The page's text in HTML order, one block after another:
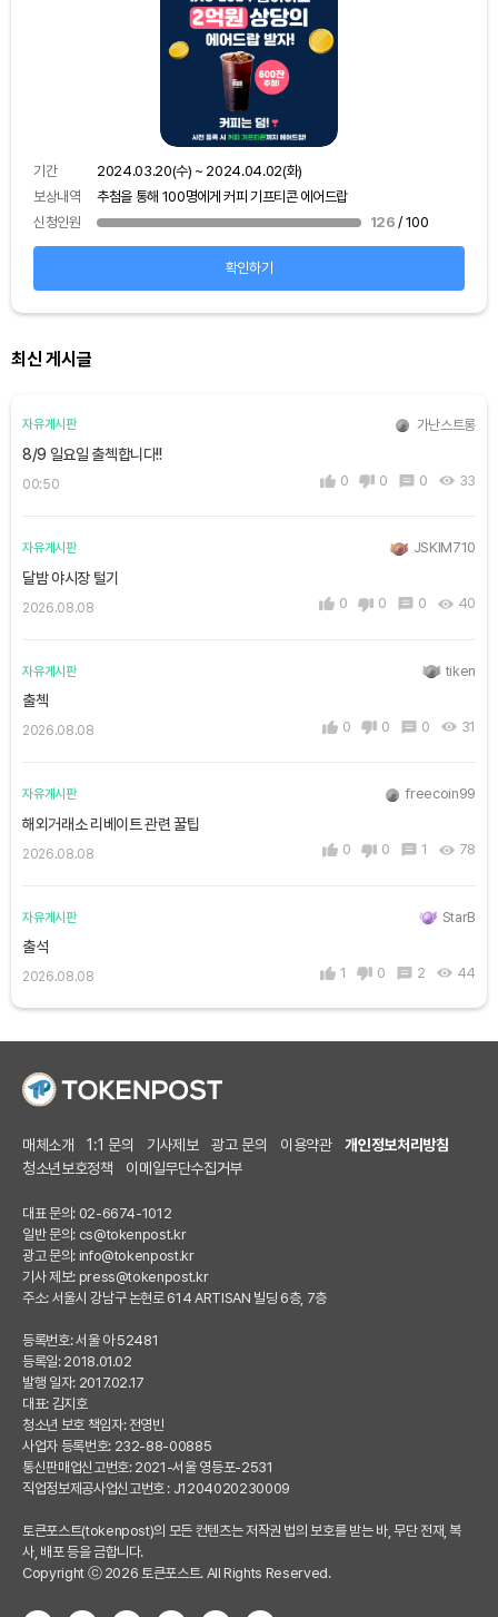
기간
2024.03.20(수) ~ 2024.04.02(화)
보상내역
추첨을 통해 100명에게 커피 기프티콘 에어드랍
신청인원
126 / 100
확인하기
최신 게시글
자유게시판 가난스트롱
8/9 일요일 출첵합니다!!
00:50 0 0 0 33
자유게시판 JSKIM710
달밤 야시장 털기
2026.08.08 0 0 0 40
자유게시판 tiken
출첵
2026.08.08 0 0 0 31
자유게시판 freecoin99
해외거래소 리베이트 관련 꿀팁
2026.08.08 0 0 1 78
자유게시판 StarB
출석
2026.08.08 1 0 2 44
매체소개 1:1 문의 기사제보 광고 문의 이용약관
개인정보처리방침
청소년보호정책
이메일무단수집거부
대표 문의: 02-6674-1012
일반 문의: cs@tokenpost.kr
광고 문의: info@tokenpost.kr
기사 제보: press@tokenpost.kr
주소: 서울시 강남구 논현로 614 ARTISAN 빌딩 6층, 7층
등록번호: 서울 아 52481
등록일: 2018.01.02
발행 일자: 2017.02.17
대표: 김지호
청소년 보호 책임자: 전영빈
사업자 등록번호: 232-88-00885
통신판매업신고번호: 2021-서울 영등포-2531
직업정보제공사업신고번호 : J1204020230009
토큰포스트(tokenpost)의 모든 컨텐츠는 저작권 법의 보호를 받는 바, 무단 전재, 복
사, 배포 등을 금합니다.
Copyright ⓒ 2026 토큰포스트. All Rights Reserved.